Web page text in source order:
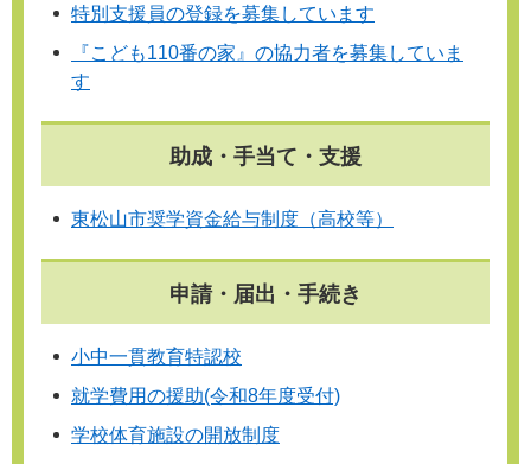
特別支援員の登録を募集しています
『こども110番の家』の協力者を募集していま
す
助成・手当て・支援
東松山市奨学資金給与制度（高校等）
申請・届出・手続き
小中一貫教育特認校
就学費用の援助(令和8年度受付)
学校体育施設の開放制度